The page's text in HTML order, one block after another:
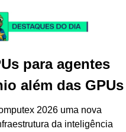
para agentes
além das GPUs
2026 uma nova
da inteligência